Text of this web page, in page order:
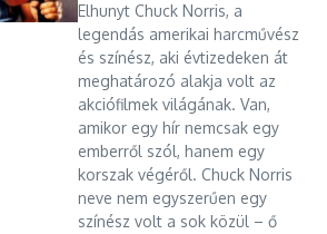
Elhunyt Chuck Norris, a
legendás amerikai harcművész
és színész, aki évtizedeken át
meghatározó alakja volt az
akciófilmek világának. Van,
amikor egy hír nemcsak egy
emberről szól, hanem egy
korszak végéről. Chuck Norris
neve nem egyszerűen egy
színész volt a sok közül – ő